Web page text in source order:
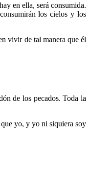
en ella, será consumida.
los cielos y los
vivir de tal manera que él
de los pecados. Toda la
yo, y yo ni siquiera soy